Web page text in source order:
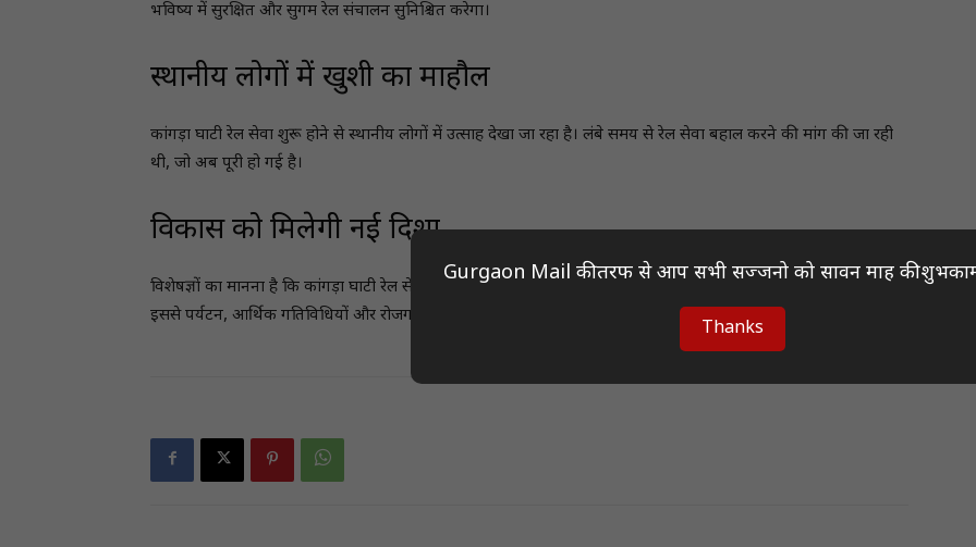
भविष्य में सुरक्षित और सुगम रेल संचालन सुनिश्चित करेगा।
स्थानीय लोगों में खुशी का माहौल
कांगड़ा घाटी रेल सेवा शुरू होने से स्थानीय लोगों में उत्साह देखा जा रहा है। लंबे समय से रेल सेवा बहाल करने की मांग की जा रही
थी, जो अब पूरी हो गई है।
विकास को मिलेगी नई दिशा
विशेषज्ञों का मानना है कि कांगड़ा घाटी रेल सेवा केवल परिवहन का साधन नहीं, बल्कि क्षेत्रीय विकास का महत्वपूर्ण आधार बनेगी।
इससे पर्यटन, आर्थिक गतिविधियों और रोजगार के अवसरों में सकारात्मक वृद्धि देखने को मिल सकती है।
Gurgaon Mail की तरफ से आप सभी सज्जनो को सावन माह की
Thanks